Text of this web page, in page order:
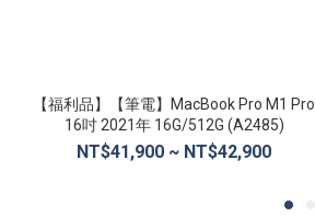
【福利品】【筆電】MacBook Pro M1 Pro
16吋 2021年 16G/512G (A2485)
NT$41,900 ~ NT$42,900